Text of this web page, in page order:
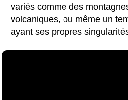
variés comme des
volcaniques, ou même un
ayant ses propres